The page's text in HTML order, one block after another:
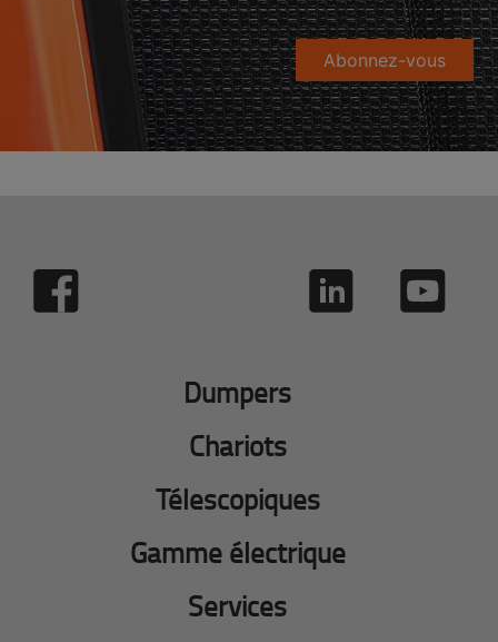
Abonnez-vous
Dumpers
Chariots
Télescopiques
Gamme électrique
Services